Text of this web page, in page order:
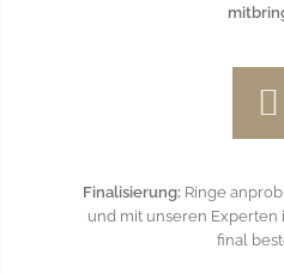
Finalisierung: Ringe
und mit unseren
final